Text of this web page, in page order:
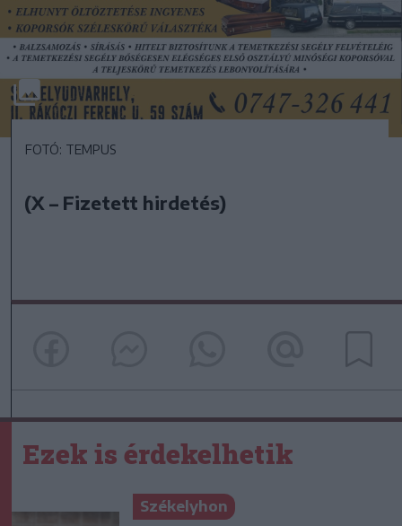
FOTÓ: TEMPUS
(X – Fizetett hirdetés)
Ezek is érdekelhetik
Székelyhon